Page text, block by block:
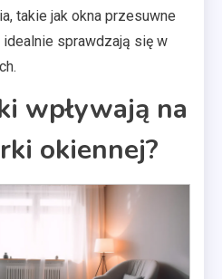
takie jak okna przesuwne
sprawdzają się w
wpływają na
okiennej?